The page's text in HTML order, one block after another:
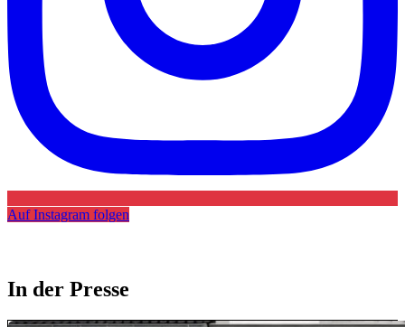
Auf Instagram folgen
In der Presse